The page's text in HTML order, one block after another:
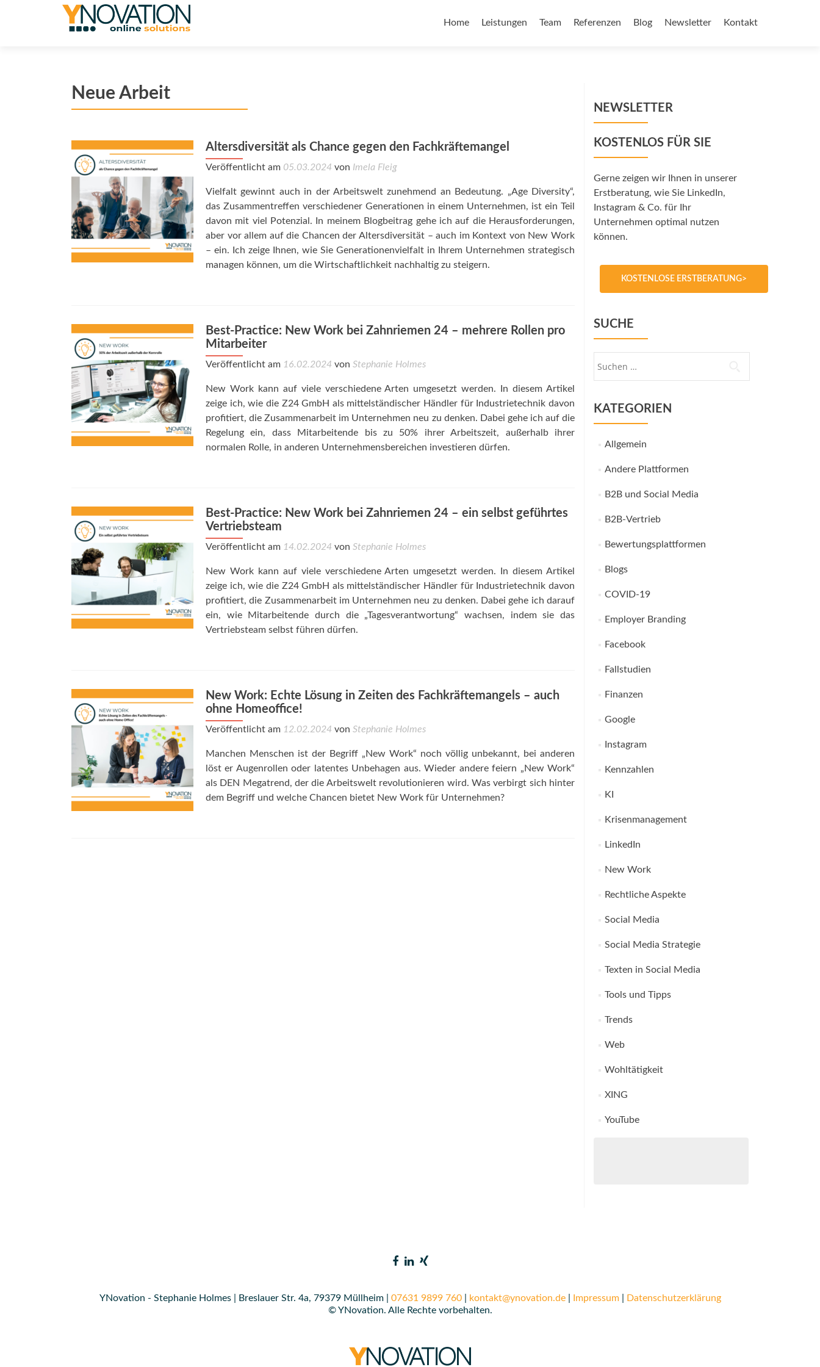
Home Leistungen Team Referenzen Blog Newsletter Kontakt
Neue Arbeit
Altersdiversität als Chance gegen den Fachkräftemangel
Veröffentlicht am 05.03.2024 von Imela Fleig
Vielfalt gewinnt auch in der Arbeitswelt zunehmend an Bedeutung. „Age Diversity“,
das Zusammentreffen verschiedener Generationen in einem Unternehmen, ist ein Teil
davon mit viel Potenzial. In meinem Blogbeitrag gehe ich auf die Herausforderungen,
aber vor allem auf die Chancen der Altersdiversität – auch im Kontext von New Work
– ein. Ich zeige Ihnen, wie Sie Generationenvielfalt in Ihrem Unternehmen strategisch
managen können, um die Wirtschaftlichkeit nachhaltig zu steigern.
Best-Practice: New Work bei Zahnriemen 24 – mehrere Rollen pro
Mitarbeiter
Veröffentlicht am 16.02.2024 von Stephanie Holmes
New Work kann auf viele verschiedene Arten umgesetzt werden. In diesem Artikel
zeige ich, wie die Z24 GmbH als mittelständischer Händler für Industrietechnik davon
profitiert, die Zusammenarbeit im Unternehmen neu zu denken. Dabei gehe ich auf die
Regelung ein, dass Mitarbeitende bis zu 50% ihrer Arbeitszeit, außerhalb ihrer
normalen Rolle, in anderen Unternehmensbereichen investieren dürfen.
Best-Practice: New Work bei Zahnriemen 24 – ein selbst geführtes
Vertriebsteam
Veröffentlicht am 14.02.2024 von Stephanie Holmes
New Work kann auf viele verschiedene Arten umgesetzt werden. In diesem Artikel
zeige ich, wie die Z24 GmbH als mittelständischer Händler für Industrietechnik davon
profitiert, die Zusammenarbeit im Unternehmen neu zu denken. Dabei gehe ich darauf
ein, wie Mitarbeitende durch die „Tagesverantwortung“ wachsen, indem sie das
Vertriebsteam selbst führen dürfen.
New Work: Echte Lösung in Zeiten des Fachkräftemangels – auch
ohne Homeoffice!
Veröffentlicht am 12.02.2024 von Stephanie Holmes
Manchen Menschen ist der Begriff „New Work“ noch völlig unbekannt, bei anderen
löst er Augenrollen oder latentes Unbehagen aus. Wieder andere feiern „New Work“
als DEN Megatrend, der die Arbeitswelt revolutionieren wird. Was verbirgt sich hinter
dem Begriff und welche Chancen bietet New Work für Unternehmen?
NEWSLETTER
KOSTENLOS FÜR SIE
Gerne zeigen wir Ihnen in unserer
Erstberatung, wie Sie LinkedIn,
Instagram & Co. für Ihr
Unternehmen optimal nutzen
können.
KOSTENLOSE ERSTBERATUNG>
SUCHE
KATEGORIEN
Allgemein
Andere Plattformen
B2B und Social Media
B2B-Vertrieb
Bewertungsplattformen
Blogs
COVID-19
Employer Branding
Facebook
Fallstudien
Finanzen
Google
Instagram
Kennzahlen
KI
Krisenmanagement
LinkedIn
New Work
Rechtliche Aspekte
Social Media
Social Media Strategie
Texten in Social Media
Tools und Tipps
Trends
Web
Wohltätigkeit
XING
YouTube
YNovation - Stephanie Holmes | Breslauer Str. 4a, 79379 Müllheim | 07631 9899 760| kontakt@ynovation.de| Impressum|
Datenschutzerklärung
© YNovation. Alle Rechte vorbehalten.